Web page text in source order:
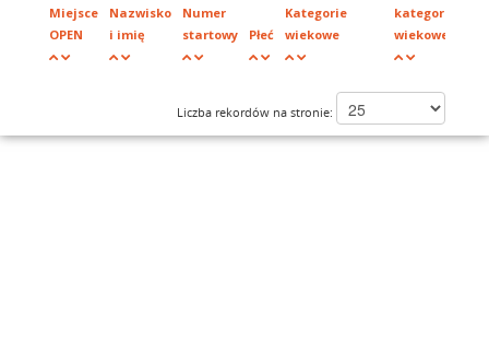
Miejsce
OPEN
Nazwisko
i imię
Numer
startowy
Płeć
Kategorie
wiekowe
kategorii
wiekowej
Liczba rekordów na stronie: